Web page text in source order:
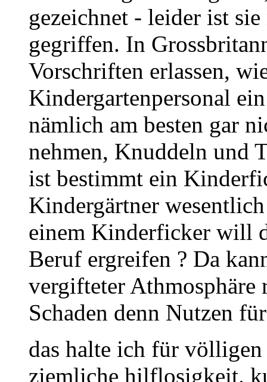
gezeichnet - leider ist
gegriffen. In
Vorschriften erlassen,
Kindergartenpersonal
nämlich am besten gar
nehmen, Knuddeln und
ist bestimmt ein
Kindergärtner
einem Kinderficker will
Beruf ergreifen ? Da
vergifteter Athmosphäre
Schaden denn Nutzen
das halte ich für
ziemliche hilflosigkeit.